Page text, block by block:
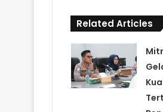
Related Articles